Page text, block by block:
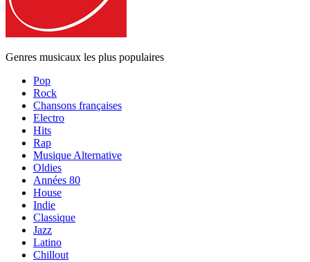
Genres musicaux les plus populaires
Pop
Rock
Chansons françaises
Electro
Hits
Rap
Musique Alternative
Oldies
Années 80
House
Indie
Classique
Jazz
Latino
Chillout